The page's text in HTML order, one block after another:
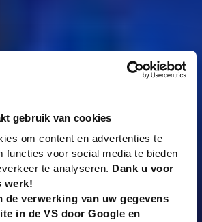
gebruik van cookies
om content en advertenties te
functies voor social media te bieden
te analyseren. Dank u voor
werk!
de verwerking van uw gegevens
in de VS door Google en